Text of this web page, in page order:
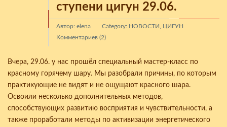
ступени цигун 29.06.
Автор: elena Category: НОВОСТИ
ЦИГУН
Комментариев (2)
Вчера, 29.06. у нас прошёл специальный мастер-класс по
красному горячему шару. Мы разобрали причины, по которым
практикующие не видят и не ощущают красного шара.
Освоили несколько дополнительных методов,
способствующих развитию восприятия и чувствительности, а
также проработали методы по активизации энергетического